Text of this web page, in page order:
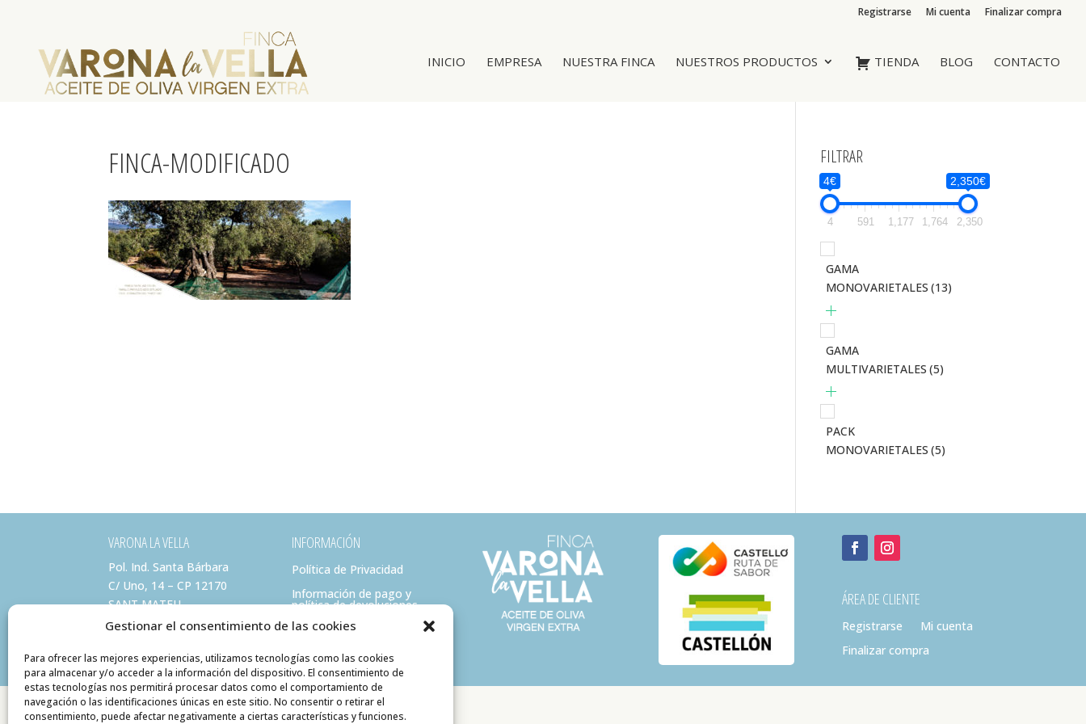
Gestionar el consentimiento de las cookies
Para ofrecer las mejores experiencias, utilizamos tecnologías como las cookies
para almacenar y/o acceder a la información del dispositivo. El consentimiento de
estas tecnologías nos permitirá procesar datos como el comportamiento de
navegación o las identificaciones únicas en este sitio. No consentir o retirar el
consentimiento, puede afectar negativamente a ciertas características y funciones.
Registrarse Mi cuenta Finalizar compra
INICIO EMPRESA NUESTRA FINCA NUESTROS PRODUCTOS TIENDA BLOG CONTACTO
FINCA-MODIFICADO FILTRAR
4€ 2,350€
4 591 1,177 1,764 2,350
GAMA
MONOVARIETALES (13)
GAMA
MULTIVARIETALES (5)
PACK
MONOVARIETALES (5)
VARONA LA VELLA
Pol. Ind. Santa Bárbara
C/ Uno, 14 – CP 12170
SANT MATEU
(Castellón)
INFORMACIÓN
Política de Privacidad
Información de pago y
política de devoluciones ÁREA DE CLIENTE
Registrarse
Mi cuenta
Finalizar compra